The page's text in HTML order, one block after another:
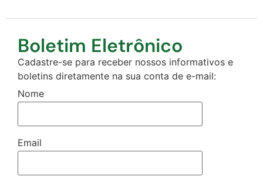
Boletim Eletrônico
Cadastre-se para receber nossos informativos e
boletins diretamente na sua conta de e-mail:
Nome
Email